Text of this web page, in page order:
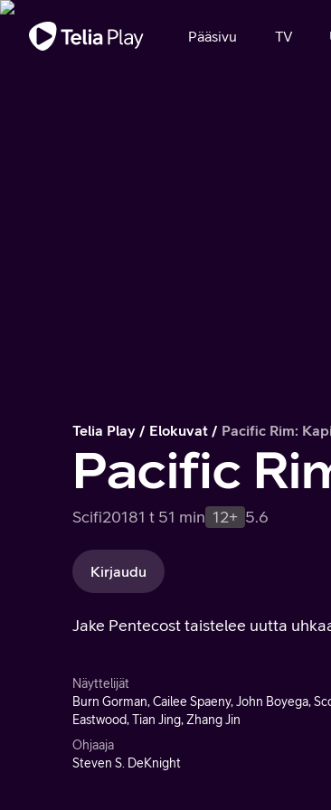
Tärkeä viesti
Pääsivu TV
Telia Play Elokuvat Pacific Rim:
Pacific
Scifi20181 t 51 min 12+ 5.6
Kirjaudu
Jake Pentecost taistelee uutta
Näyttelijät
Burn Gorman, Cailee Spaeny, John Boyega,
Eastwood, Tian Jing, Zhang Jin
Ohjaaja
Steven S. DeKnight